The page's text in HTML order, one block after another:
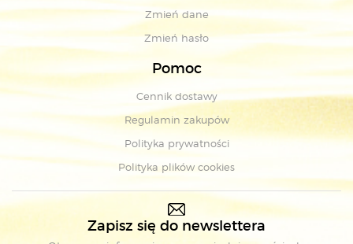
Zmień dane
Zmień hasło
Pomoc
Cennik dostawy
Regulamin zakupów
Polityka prywatności
Polityka plików cookies
Zapisz się do newslettera